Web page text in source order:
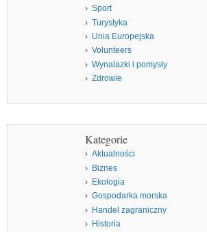
Sport
Turystyka
Unia Europejska
Volunteers
Wynalazki i pomysły
Zdrowie
Kategorie
Aktualności
Biznes
Ekologia
Gospodarka morska
Handel zagraniczny
Historia